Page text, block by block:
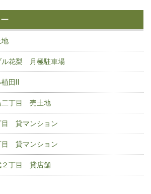
ル花梨 月極駐車場
田Ⅱ
二丁目 売土地
目 貸マンション
目 貸マンション
２丁目 貸店舗